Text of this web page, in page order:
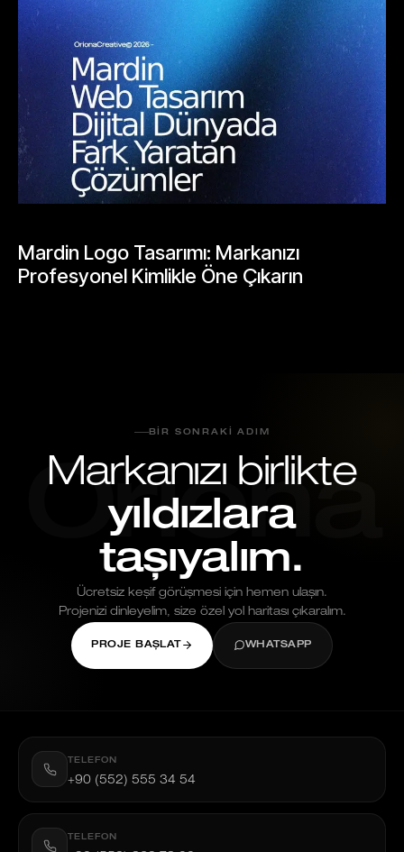
Mardin Logo Tasarımı: Markanızı
Profesyonel Kimlikle Öne Çıkarın
Oriona
BIR SONRAKI ADIM
Markanızı birlikte
yıldızlara
taşıyalım.
Ücretsiz keşif görüşmesi için hemen ulaşın.
Projenizi dinleyelim, size özel yol haritası çıkaralım.
PROJE BAŞLAT WHATSAPP
TELEFON
+90 (552) 555 34 54
TELEFON